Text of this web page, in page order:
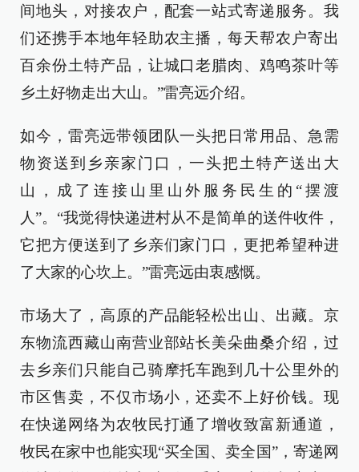
间地头，对接农户，配套一站式寄递服务。我
们还携手本地年轻助农主播，每天帮农户寄出
百余份土特产品，让城口老腊肉、鸡鸣茶叶等
乡土好物走出大山。”雷亮远介绍。
如今，雷亮远带领团队一头把日常用品、急需
物资送到乡亲家门口，一头把土特产送出大
山，成了连接山里山外服务民生的“摆渡
人”。“我觉得快递进村从不是简单的送件收件，
它把方便送到了乡亲们家门口，更把希望种进
了大家的心坎上。”雷亮远由衷感慨。
市场大了，高原的产品能轻松出山、出藏。京
东物流西藏山南营业部站长美朵曲桑介绍，过
去乡亲们只能自己骑摩托车跑到几十公里外的
市区售卖，不仅市场小，还卖不上好价钱。现
在快递网络为农牧民打通了增收致富新通道，
牧民在家中也能实现“买全国、卖全国”，寄递网